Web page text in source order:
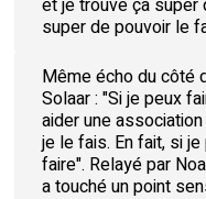
super de pouvoir le
Même écho du côté
Solaar : "Si je peux
aider une
je le fais. En fait, si
faire". Relayé par
a touché un point